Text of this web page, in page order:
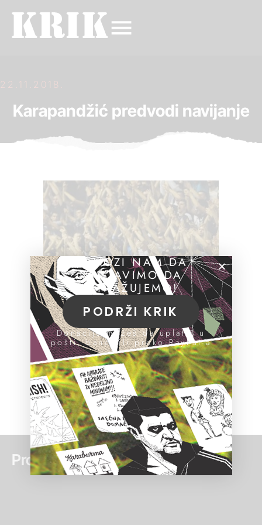
22.11.2018.
Karapandžić predvodi navijanje
Pročitaj još:
POMOZI NAM DA
NASTAVIMO DA
ISTRAŽUJEMO!
PODRŽI KRIK
Donacije možeš da uplatiš u
pošti, banci ili preko PayPal-a